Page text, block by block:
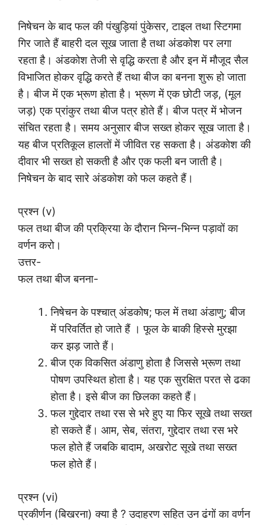
निषेचन के बाद फल की पंखुड़ियां पुंकेसर, टाइल तथा स्टिगमा
गिर जाते हैं बाहरी दल सूख जाता है तथा अंडकोश पर लगा
रहता है। अंडकोश तेजी से वृद्धि करता है और इन में मौजूद सैल
विभाजित होकर वृद्धि करते हैं तथा बीज का बनना शुरू हो जाता
है। बीज में एक भ्रूण होता है। भ्रूण में एक छोटी जड़, (मूल
जड़) एक प्रांकुर तथा बीज पत्र होते हैं। बीज पत्र में भोजन
संचित रहता है। समय अनुसार बीज सख्त होकर सूख जाता है।
यह बीज प्रतिकूल हालतों में जीवित रह सकता है। अंडकोश की
दीवार भी सख्त हो सकती है और एक फली बन जाती है।
निषेचन के बाद सारे अंडकोश को फल कहते हैं।
प्रश्न (v)
फल तथा बीज की प्रक्रिया के दौरान भिन्न-भिन्न पड़ावों का
वर्णन करो।
उत्तर-
फल तथा बीज बनना-
निषेचन के पश्चात् अंडकोष; फल में तथा अंडाणु; बीज
में परिवर्तित हो जाते हैं । फूल के बाकी हिस्से मुरझा
कर झड़ जाते हैं।
बीज एक विकसित अंडाणु होता है जिससे भ्रूण तथा
पोषण उपस्थित होता है। यह एक सुरक्षित परत से ढका
होता है। इसे बीज का छिलका कहते हैं।
फल गुद्देदार तथा रस से भरे हुए या फिर सूखे तथा सख्त
हो सकते हैं। आम, सेब, संतरा, गुद्देदार तथा रस भरे
फल होते हैं जबकि बादाम, अखरोट सूखे तथा सख्त
फल होते हैं।
प्रश्न (vi)
प्रकीर्णन (बिखरना) क्या है ? उदाहरण सहित उन ढंगों का वर्णन